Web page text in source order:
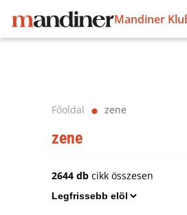
Mandiner
Főoldal ⬤ zene
zene
2644 db cikk összesen